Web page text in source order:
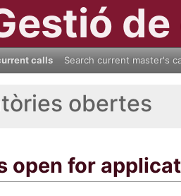
calls Search current master's
obertes
open for